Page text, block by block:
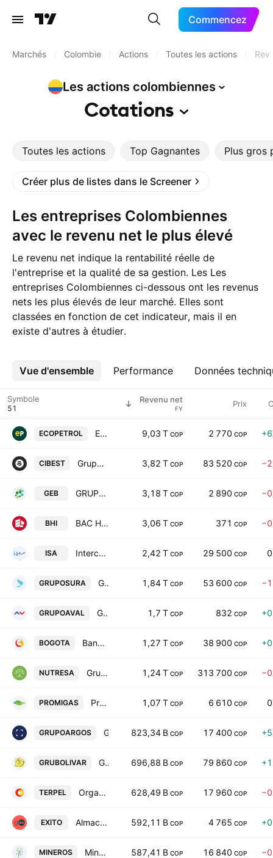
Commencez
Marchés Colombie Actions Toutes les actions
Les actions colombiennes
Cotations
Toutes les actions Top Gagnantes Plus gros
Créer plus de listes dans le Screener
Les entreprises Colombiennes
avec le revenu net le plus élevé
Le revenu net indique la rentabilité réelle de
l'entreprise et la qualité de sa gestion. Les Les
entreprises Colombiennes ci-dessous ont les revenus
nets les plus élevés de leur marché. Elles sont
classées en fonction de cet indicateur, mais il en
existe d'autres à étudier.
Vue d'ensemble Performance Données
Plus
Symbole Revenu net
FY Prix
ECOPETROL Ecopetrol SA 9,03 T COP 2 770 COP
CIBEST Grupo Cibest S.A. 3,82 T COP 83 520 COP
GEB GRUPO ENERGIA BOGOTA S.A. E.S.P 3,18 T COP 2 890 COP
BHI BAC Holding International Corp 3,06 T COP 371 COP
ISA Interconexion Electrica SA ESP 2,42 T COP 29 500 COP
GRUPOSURA Grupo de Inversiones Suramericana S.A. 1,84 T COP 53 600 COP
GRUPOAVAL Grupo Aval Acciones y Valores SA 1,7 T COP 832 COP
BOGOTA Banco de Bogota SA 1,27 T COP 38 900 COP
NUTRESA Grupo Nutresa S.A. 1,24 T COP 313 700 COP
PROMIGAS Promigas SA ESP 1,07 T COP 6 610 COP
GRUPOARGOS 823,34 B COP 17 400 COP
GRUBOLIVAR Grupo Bolivar SA 696,88 B COP 79 860 COP
TERPEL Organizacion Terpel SA 628,49 B COP 17 960 COP
EXITO Almacenes Exito SA 592,11 B COP 4 765 COP
MINEROS Mineros SA 587,41 B COP 16 840 COP